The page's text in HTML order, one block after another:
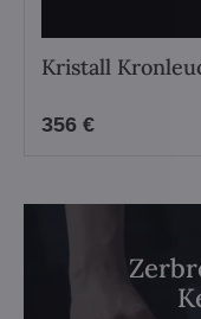
Kristall
356 €